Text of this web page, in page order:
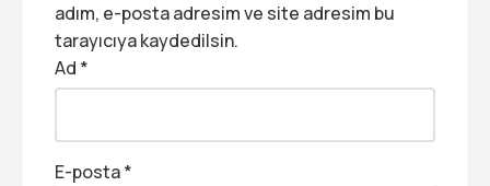
adım, e-posta adresim ve site adresim bu
tarayıcıya kaydedilsin.
Ad *
E-posta*